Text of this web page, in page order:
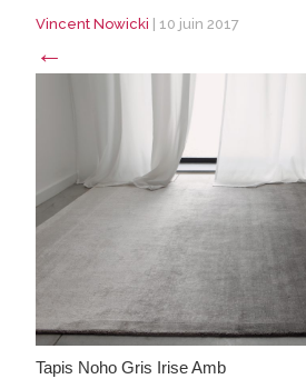
Vincent Nowicki 10 juin 2017
←
Tapis Noho Gris Irise Amb